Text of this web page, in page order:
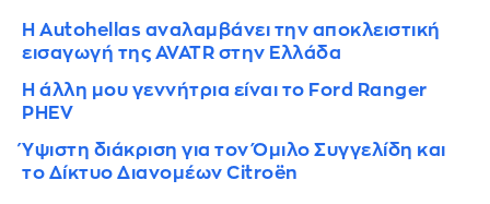
Η Autohellas αναλαμβάνει την αποκλειστική
εισαγωγή της AVATR στην Ελλάδα
Η άλλη μου γεννήτρια είναι το Ford Ranger
PHEV
Ύψιστη διάκριση για τον Όμιλο Συγγελίδη και
το Δίκτυο Διανομέων Citroën